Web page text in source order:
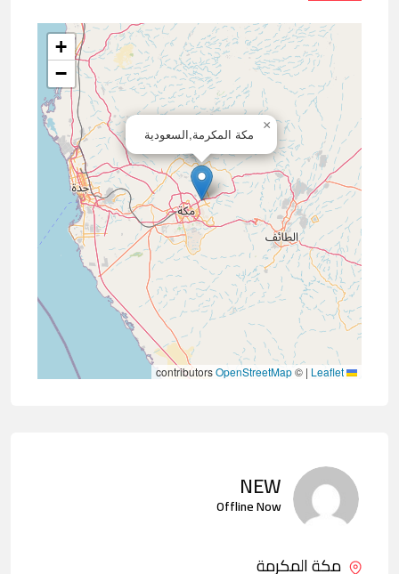
مكة المكرمة,السعودية
×
+
−
|
©
OpenStreetMap
NEW
Offline Now
مكة المكرمة